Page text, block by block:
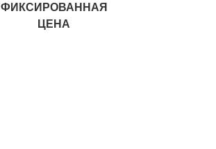
ФИКСИРОВАННАЯ
ЦЕНА